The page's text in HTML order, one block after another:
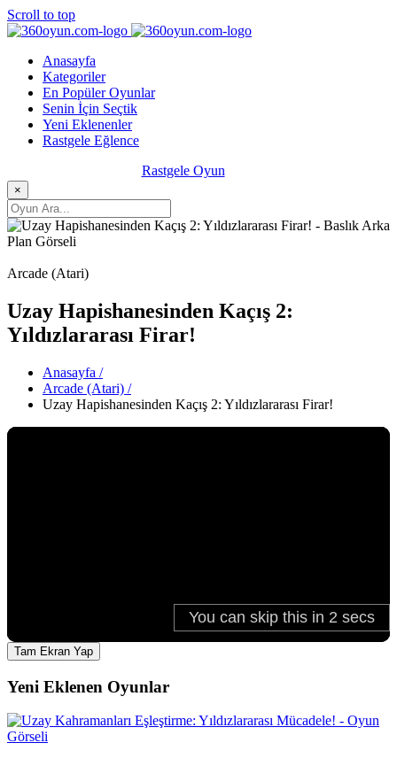
Scroll to top
Anasayfa
Kategoriler
En Popüler Oyunlar
Senin İçin Seçtik
Yeni Eklenenler
Rastgele Eğlence
Rastgele Oyun
×
Arcade (Atari)
Uzay Hapishanesinden Kaçış 2:
Yıldızlararası Firar!
Anasayfa /
Arcade (Atari) /
Uzay Hapishanesinden Kaçış 2: Yıldızlararası Firar!
Tam Ekran Yap
Yeni Eklenen Oyunlar